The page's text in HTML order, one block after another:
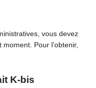
vous devez
Pour l’obtenir,
K-bis